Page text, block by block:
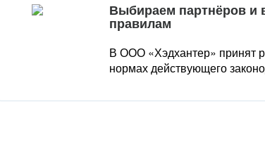
Выбираем партнёров и
правилам
В ООО «Хэдхантер» принят
нормах действующего